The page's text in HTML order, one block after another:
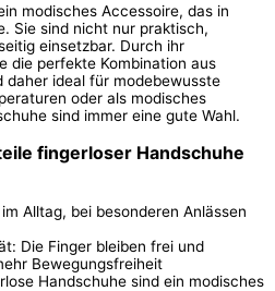
modisches Accessoire, das in
Sie sind nicht nur praktisch,
einsetzbar. Durch ihr
die perfekte Kombination aus
daher ideal für modebewusste
oder als modisches
sind immer eine gute Wahl.
fingerloser Handschuhe
Alltag, bei besonderen Anlässen
Die Finger bleiben frei und
Bewegungsfreiheit
Handschuhe sind ein modisches